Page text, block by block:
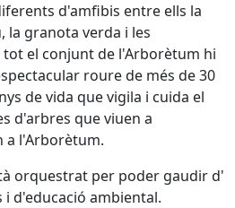
d'amfibis entre ells la
la granota verda i les
el conjunt de l'Arborètum hi
roure de més de 30
de vida que vigila i cuida el
d'arbres que viuen a
a l'Arborètum.
orquestrat per poder gaudir d'
d'educació ambiental.